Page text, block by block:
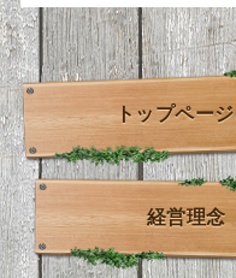
トップページ
経営理念